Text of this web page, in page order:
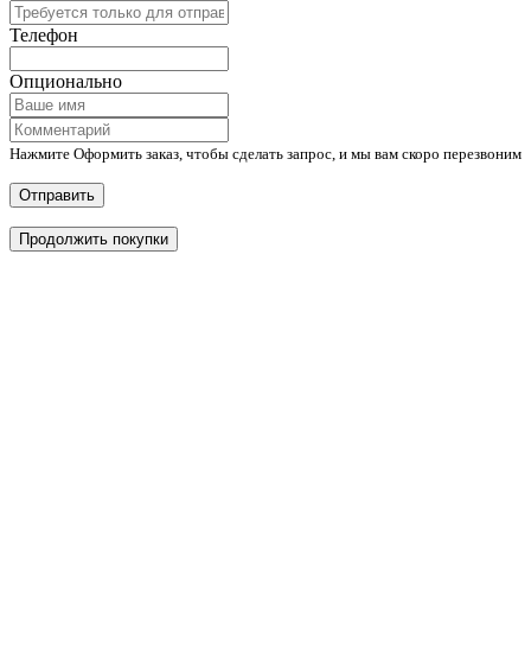
Телефон
Опционально
Нажмите Оформить заказ, чтобы сделать запрос, и мы вам скоро перезвоним
Отправить
Продолжить покупки